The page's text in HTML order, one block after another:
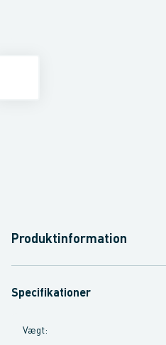
Produktinformation
Specifikationer
Vægt: